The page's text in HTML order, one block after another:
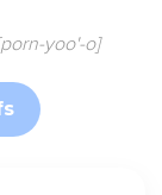
yoo'-o]